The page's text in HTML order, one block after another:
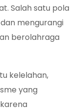
Salah satu pola
dan mengurangi
berolahraga
kelelahan,
yang